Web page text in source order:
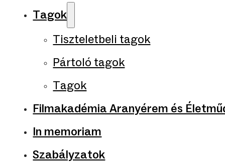
Tagok
Tiszteletbeli tagok
Pártoló tagok
Tagok
Filmakadémia Aranyérem és
In memoriam
Szabályzatok